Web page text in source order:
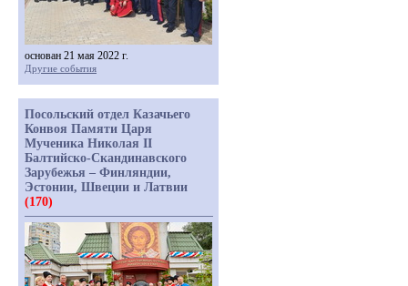
основан 21 мая 2022 г.
Другие события
Посольский отдел Казачьего
Конвоя Памяти Царя
Мученика Николая II
Балтийско-Скандинавского
Зарубежья – Финляндии,
Эстонии, Швеции и Латвии
(170)